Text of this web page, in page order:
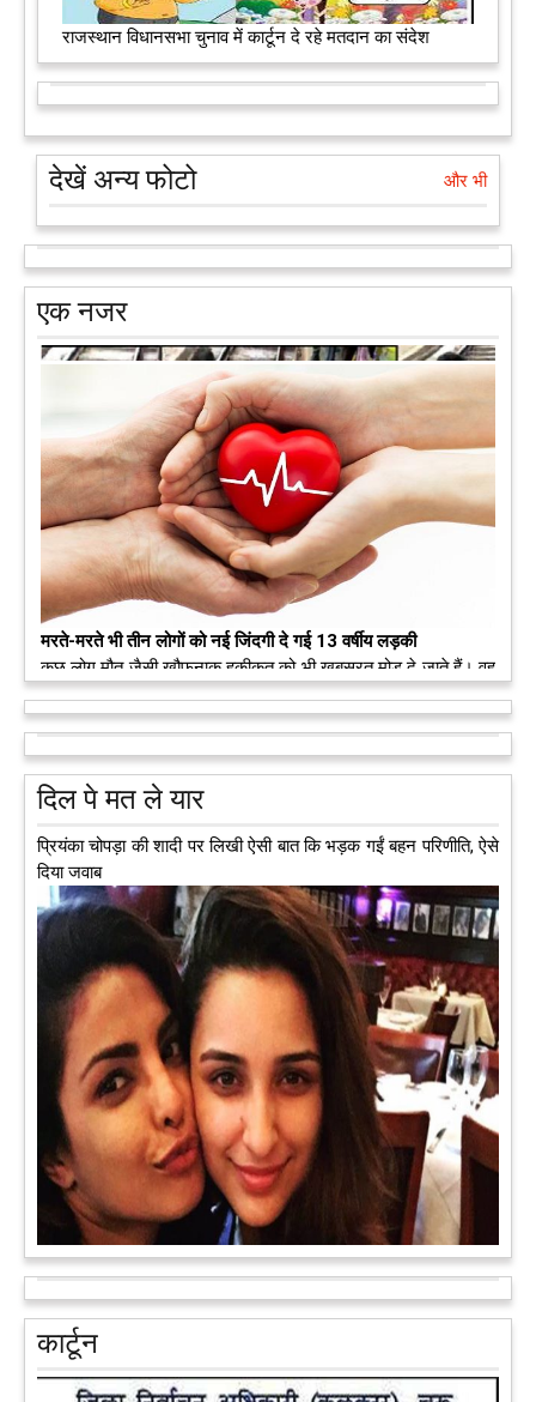
राजस्थान विधानसभा चुनाव में कार्टून दे रहे मतदान का संदेश
देखें अन्य फोटो और भी
एक नजर
मरते-मरते भी तीन लोगों को नई जिंदगी दे गई 13 वर्षीय लड़की
कुछ लोग मौत जैसी खौफनाक हकीकत को भी खूबसूरत मोड़ दे जाते हैं। वह
मरने के बाद भी इस धरती पर अपने आप को जीवित छोड़ ज़ाते हैं। दुनिया
को अलविदा कह चुकी 13 वर्षीय लड़की के अंगदान से 3 जरूरतमंद लोगों
को नई जिंदगी मिल गई।आगे पढ़ें
अब एक आइडिया बदलेगा हिमाचल के युवाओं की किस्मत, जानिए कैसे
हमीरपुर में अब एक आइडिया युवाओं की किस्मत बदलने जा रहा है। भारत
सरकार के स्टार्टअप मिशन के तहत सबंधित टीम मोबाइल वैन के जरिए पूरे
देश के कोने-कोने में घूमकर नए स्टार्ट अप स्थापित करने की चाह रखने
वाले युवाओं से संपर्क कर रही है।आगे पढ़ें
आरक्षण के विरोध में राजा भैया बोले, प्रमोशन का आधार गुणवत्ता और
वरिष्ठता हो, जाति नहीं
प्रतापगढ़ के कुंडा से बाहुबली विधायक रघुराज प्रताप सिंह उर्फ राजा भैया ने
शुक्रवार को लखनऊ में प्रेस कांफ्रेंस कर नई राजनीतिक पार्टी बनाने की
आधिकारिक घोषणा करते हुए पार्टी के मुद्दों के बारे में बताया.आगे पढ़ें
दिल पे मत ले यार
प्रियंका चोपड़ा की शादी पर लिखी ऐसी बात कि भड़क गईं बहन परिणीति, ऐसे
दिया जवाब
कार्टून